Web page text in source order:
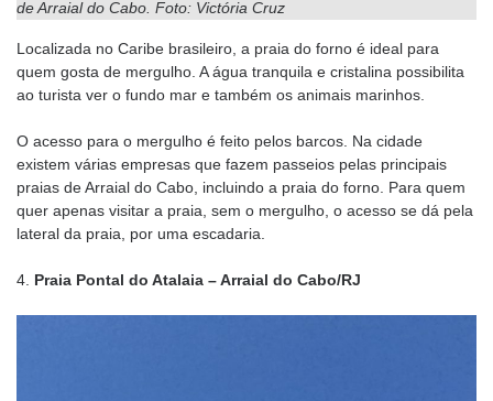
de Arraial do Cabo. Foto: Victória Cruz
Localizada no Caribe brasileiro, a praia do forno é ideal para
quem gosta de mergulho. A água tranquila e cristalina possibilita
ao turista ver o fundo mar e também os animais marinhos.
O acesso para o mergulho é feito pelos barcos. Na cidade
existem várias empresas que fazem passeios pelas principais
praias de Arraial do Cabo, incluindo a praia do forno. Para quem
quer apenas visitar a praia, sem o mergulho, o acesso se dá pela
lateral da praia, por uma escadaria.
4. Praia Pontal do Atalaia – Arraial do Cabo/RJ